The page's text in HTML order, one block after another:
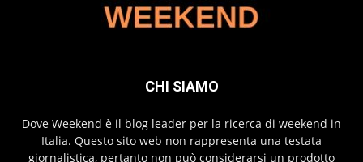
CHI SIAMO
Dove Weekend è il blog leader per la ricerca di weekend in
Italia. Questo sito web non rappresenta una testata
giornalistica, pertanto non può considerarsi un prodotto